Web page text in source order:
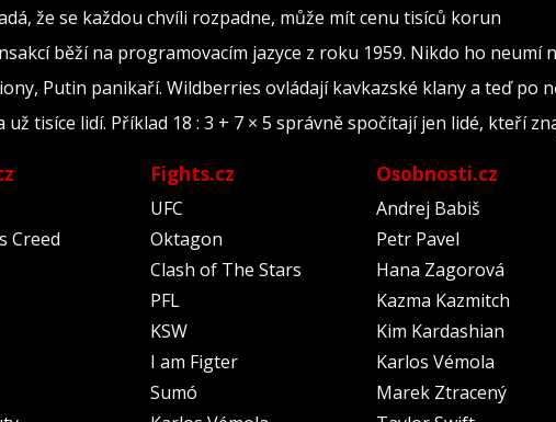
že se každou chvíli rozpadne, může mít cenu tisíců korun
běží na programovacím jazyce z roku 1959. Nikdo ho neumí
Putin panikaří. Wildberries ovládají kavkazské klany a teď po
tisíce lidí. Příklad 18 : 3 + 7 × 5 správně spočítají jen lidé, kteří
Creed
Fights.cz
UFC
Oktagon
Clash of The Stars
PFL
KSW
I am Figter
Sumó
Osobnosti.cz
Andrej Babiš
Petr Pavel
Hana Zagorová
Kazma Kazmitch
Kim Kardashian
Karlos Vémola
Marek Ztracený